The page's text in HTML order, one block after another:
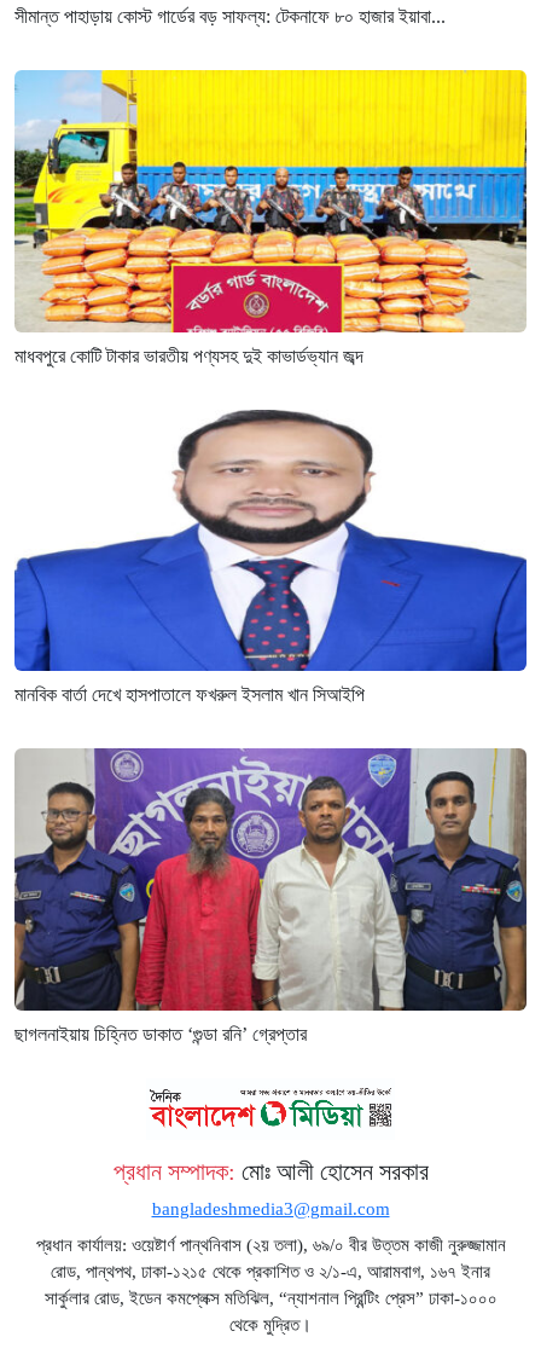
সীমান্ত পাহাড়ায় কোস্ট গার্ডের বড় সাফল্য: টেকনাফে ৮০ হাজার ইয়াবা...
মাধবপুরে কোটি টাকার ভারতীয় পণ্যসহ দুই কাভার্ডভ্যান জব্দ
মানবিক বার্তা দেখে হাসপাতালে ফখরুল ইসলাম খান সিআইপি
ছাগলনাইয়ায় চিহ্নিত ডাকাত ‘গুন্ডা রনি’ গ্রেপ্তার
প্রধান সম্পাদক: মোঃ আলী হোসেন সরকার
bangladeshmedia3@gmail.com
প্রধান কার্যালয়: ওয়েষ্টার্ণ পান্থনিবাস (২য় তলা), ৬৯/০ বীর উত্তম কাজী নুরুজ্জামান
রোড, পান্থপথ, ঢাকা-১২১৫ থেকে প্রকাশিত ও ২/১-এ, আরামবাগ, ১৬৭ ইনার
সার্কুলার রোড, ইডেন কমপ্লেক্স মতিঝিল, “ন্যাশনাল প্রিন্টিং প্রেস” ঢাকা-১০০০
থেকে মুদ্রিত।